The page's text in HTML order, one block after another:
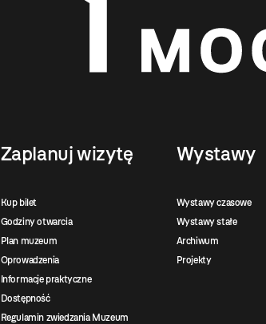
Zaplanuj wizytę
Kup bilet
Godziny otwarcia
Plan muzeum
Oprowadzenia
Informacje praktyczne
Dostępność
Regulamin zwiedzania Muzeum
Wystawy
Wystawy czasowe
Wystawy stałe
Archiwum
Projekty